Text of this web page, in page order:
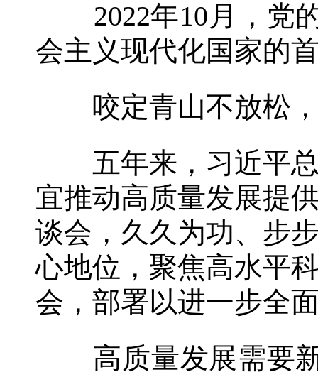
2022年10月，党的
会主义现代化国家的
咬定青山不放松，
五年来，习近平总
宜推动高质量发展提
谈会，久久为功、步
心地位，聚焦高水平
会，部署以进一步全
高质量发展需要新